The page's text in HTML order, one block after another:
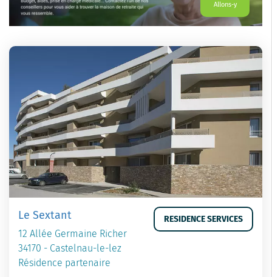
Allons-y
Le Sextant
12 Allée Germaine Richer
34170 - Castelnau-le-lez
Résidence partenaire
RESIDENCE SERVICES